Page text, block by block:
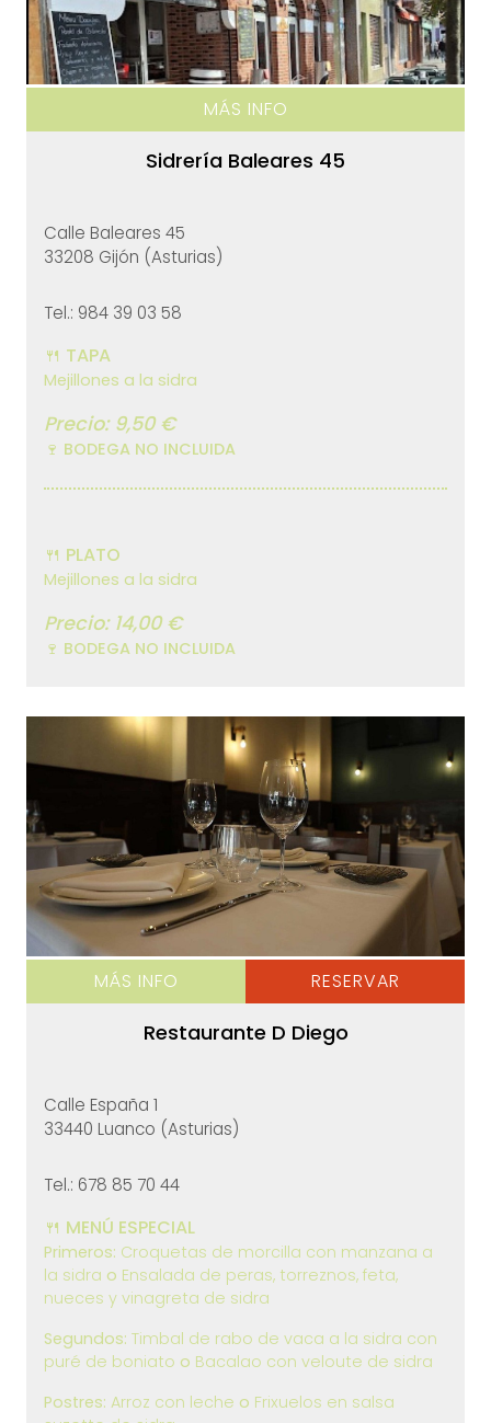
MÁS INFO
Sidrería Baleares 45
Calle Baleares 45
33208 Gijón (Asturias)
Tel.: 984 39 03 58
🍴 TAPA
Mejillones a la sidra
Precio: 9,50 €
🍷 BODEGA NO INCLUIDA
🍴 PLATO
Mejillones a la sidra
Precio: 14,00 €
🍷 BODEGA NO INCLUIDA
MÁS INFO RESERVAR
Restaurante D Diego
Calle España 1
33440 Luanco (Asturias)
Tel.: 678 85 70 44
🍴 MENÚ ESPECIAL
Primeros: Croquetas de morcilla con manzana a
la sidra o Ensalada de peras, torreznos, feta,
nueces y vinagreta de sidra
Segundos: Timbal de rabo de vaca a la sidra con
puré de boniato o Bacalao con veloute de sidra
Postres: Arroz con leche o Frixuelos en salsa